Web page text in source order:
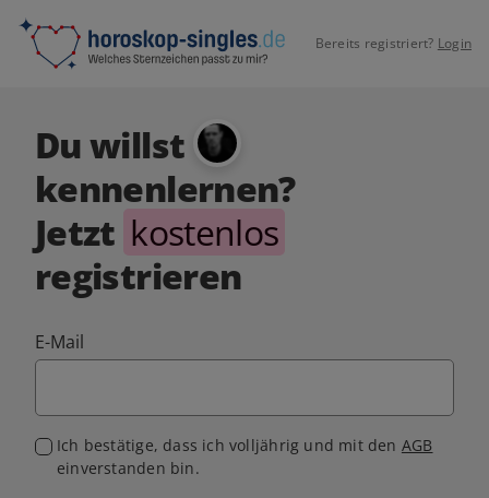
Bereits registriert? Login
Du willst
kennenlernen?
Jetzt kostenlos
registrieren
E-Mail
Ich bestätige, dass ich volljährig und mit den AGB
einverstanden bin.